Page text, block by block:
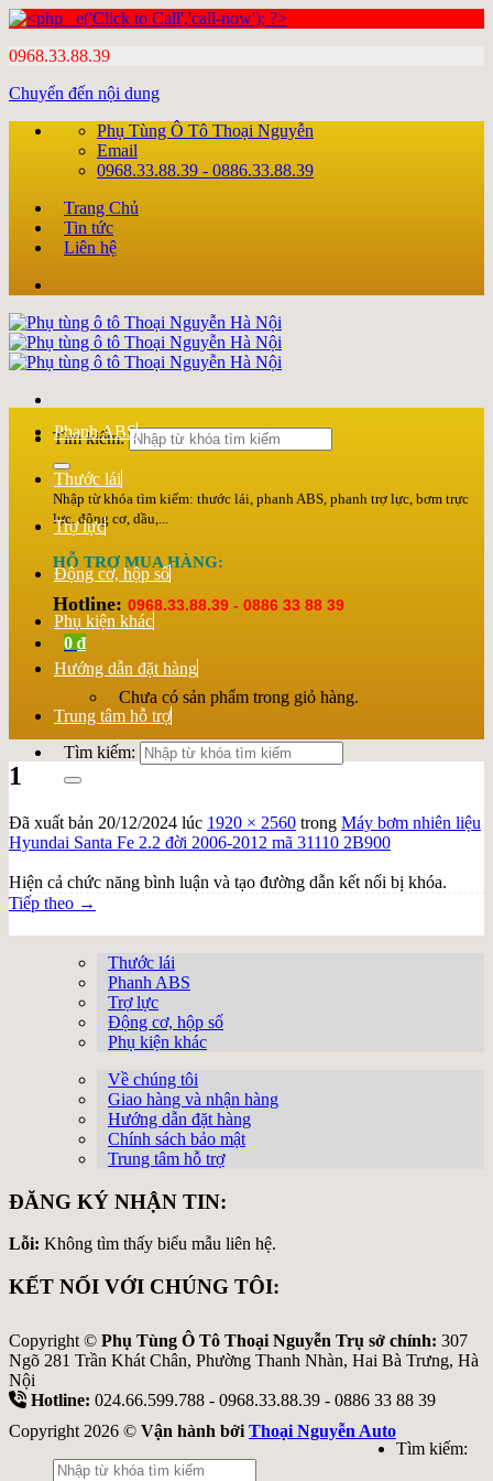
0968.33.88.39
Chuyển đến nội dung
Phụ Tùng Ô Tô Thoại Nguyễn
Email
0968.33.88.39 - 0886.33.88.39
Trang Chủ
Tin tức
Liên hệ
Tìm kiếm:
Nhập từ khóa tìm kiếm: thước lái, phanh ABS, phanh trợ lực, bơm trực
lực, động cơ, dầu,...
HỖ TRỢ MUA HÀNG:
Hotline: 0968.33.88.39 - 0886 33 88 39
0 ₫
Chưa có sản phẩm trong giỏ hàng.
Tìm kiếm:
Phanh ABS
Thước lái
Trợ lực
Động cơ, hộp số
Phụ kiện khác
Hướng dẫn đặt hàng
Trung tâm hỗ trợ
1
Đã xuất bản 20/12/2024 lúc 1920 × 2560 trong Máy bơm nhiên liệu
Hyundai Santa Fe 2.2 đời 2006-2012 mã 31110 2B900
Hiện cả chức năng bình luận và tạo đường dẫn kết nối bị khóa.
Tiếp theo →
Thước lái
Phanh ABS
Trợ lực
Động cơ, hộp số
Phụ kiện khác
Về chúng tôi
Giao hàng và nhận hàng
Hướng dẫn đặt hàng
Chính sách bảo mật
Trung tâm hỗ trợ
ĐĂNG KÝ NHẬN TIN:
Lỗi: Không tìm thấy biểu mẫu liên hệ.
KẾT NỐI VỚI CHÚNG TÔI:
Copyright © Phụ Tùng Ô Tô Thoại Nguyễn Trụ sở chính: 307
Ngõ 281 Trần Khát Chân, Phường Thanh Nhàn, Hai Bà Trưng, Hà
Nội
Hotline: 024.66.599.788 - 0968.33.88.39 - 0886 33 88 39
Copyright 2026 © Vận hành bởi Thoại Nguyễn Auto
Tìm kiếm: